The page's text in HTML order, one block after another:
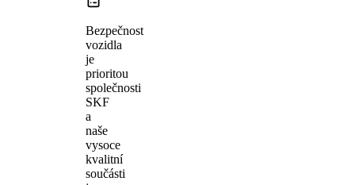
Bezpečnost
vozidla
je
prioritou
společnosti
SKF
a
naše
vysoce
kvalitní
součásti